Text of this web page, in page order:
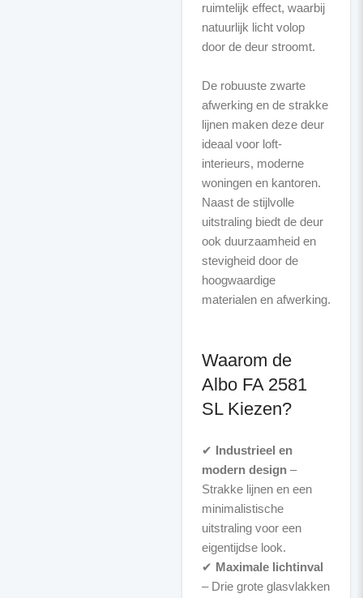
ruimtelijk effect, waarbij
natuurlijk licht volop
door de deur stroomt.
De robuuste zwarte
afwerking en de strakke
lijnen maken deze deur
ideaal voor loft-
interieurs, moderne
woningen en kantoren.
Naast de stijlvolle
uitstraling biedt de deur
ook duurzaamheid en
stevigheid door de
hoogwaardige
materialen en afwerking.
Waarom de
Albo FA 2581
SL Kiezen?
✔ Industrieel en
modern design–
Strakke lijnen en een
minimalistische
uitstraling voor een
eigentijdse look.
✔ Maximale lichtinval
– Drie grote glasvlakken